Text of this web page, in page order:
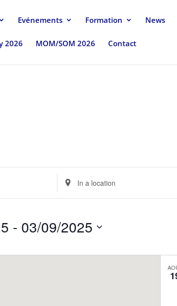
Evénements Formation News
2026 MOM/SOM 2026 Contact
Enter
Location.
Search
Events
by
- 03/09/2025